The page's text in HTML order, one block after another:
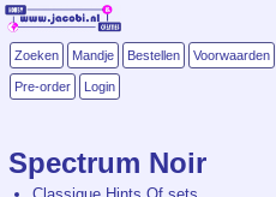
Zoeken Mandje Bestellen Voorwaarden
Pre-order Login
Spectrum Noir